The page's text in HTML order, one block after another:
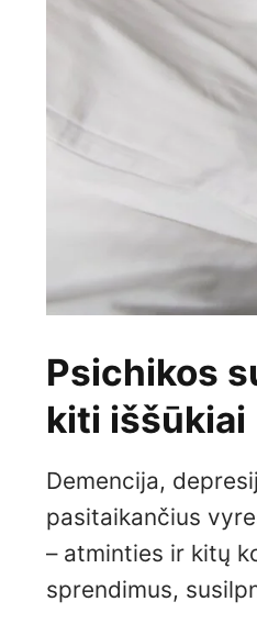
Psichikos
kiti iššūkiai
Demencija,
pasitaikančius
– atminties ir kitų
sprendimus,